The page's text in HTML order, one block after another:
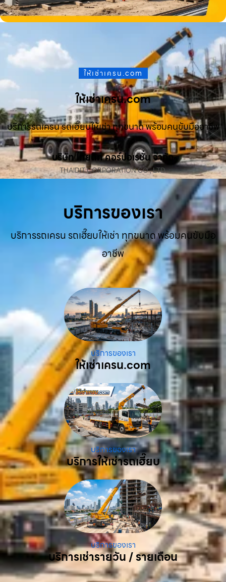
ให้เช่าเครน.com
ให้เช่าเครน.com
บริการรถเครน รถเฮี๊ยบให้เช่า ทุกขนาด พร้อมคนขับมืออาชีพ
บริษัท ไทยดิท คอร์ปอเรชั่น จำกัด
THAIDIT CORPORATION CO., LTD.
บริการของเรา
บริการรถเครน รถเฮี๊ยบให้เช่า ทุกขนาด พร้อมคนขับมือ
อาชีพ
บริการของเรา
ให้เช่าเครน.com
บริการของเรา
บริการให้เช่ารถเฮี๊ยบ
บริการของเรา
บริการเช่ารายวัน / รายเดือน